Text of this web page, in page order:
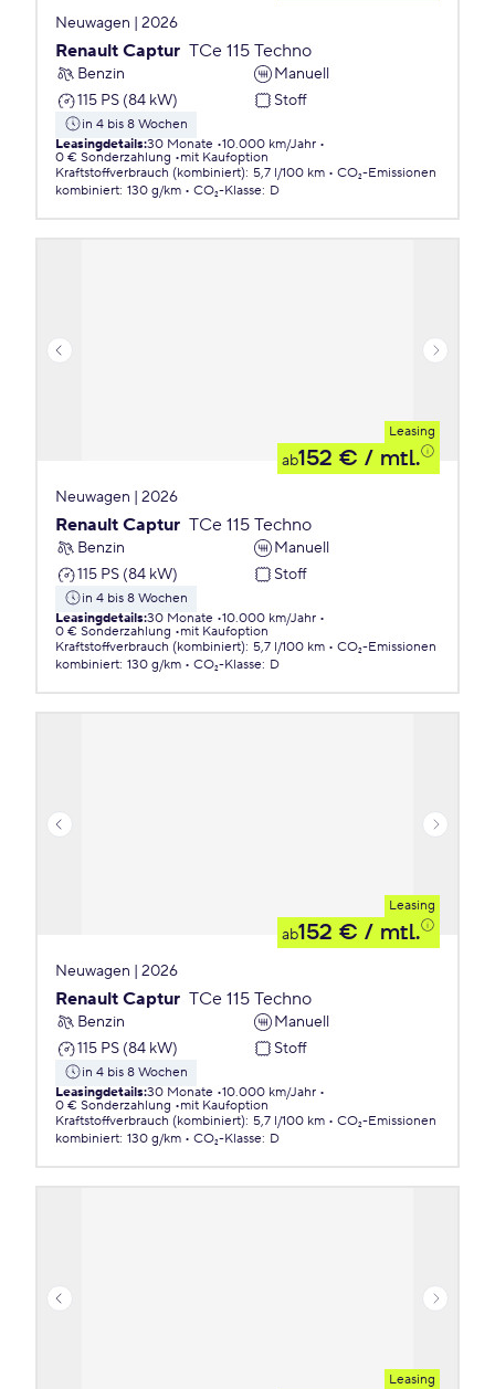
Neuwagen | 2026
Renault Captur TCe 115 Techno
Benzin
Manuell
115 PS (84 kW)
Stoff
in 4 bis 8 Wochen
Leasingdetails:30 Monate 10.000 km/Jahr
0 € Sonderzahlung
mit Kaufoption
Kraftstoffverbrauch (kombiniert): 5,7 l/100 km
CO₂-Emissionen
kombiniert: 130 g/km CO₂-Klasse: D
Leasing
ab152 € / mtl.
Neuwagen | 2026
Renault Captur TCe 115 Techno
Benzin
Manuell
115 PS (84 kW)
Stoff
in 4 bis 8 Wochen
Leasingdetails:30 Monate 10.000 km/Jahr
0 € Sonderzahlung
mit Kaufoption
Kraftstoffverbrauch (kombiniert): 5,7 l/100 km
CO₂-Emissionen
kombiniert: 130 g/km CO₂-Klasse: D
Leasing
ab152 € / mtl.
Neuwagen | 2026
Renault Captur TCe 115 Techno
Benzin
Manuell
115 PS (84 kW)
Stoff
in 4 bis 8 Wochen
Leasingdetails:30 Monate 10.000 km/Jahr
0 € Sonderzahlung
mit Kaufoption
Kraftstoffverbrauch (kombiniert): 5,7 l/100 km
CO₂-Emissionen
kombiniert: 130 g/km CO₂-Klasse: D
Leasing